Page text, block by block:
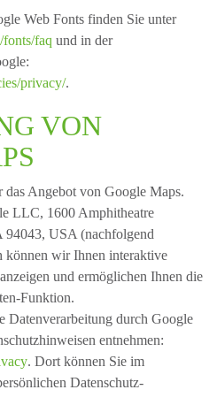
Web Fonts finden Sie unter
fonts/faq und in der
privacy/.
VON
Angebot von Google Maps.
LLC, 1600 Amphitheatre
USA (nachfolgend
können wir Ihnen interaktive
und ermöglichen Ihnen die
Funktion.
Datenverarbeitung durch Google
entnehmen:
. Dort können Sie im
Datenschutz-